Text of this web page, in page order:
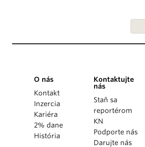
O nás
Kontakt
Inzercia
Kariéra
2% dane
História
Kontaktujte
nás
Staň sa
reportérom
KN
Podporte nás
Darujte nás